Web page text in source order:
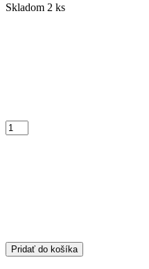
Skladom 2 ks
Pridať do košíka